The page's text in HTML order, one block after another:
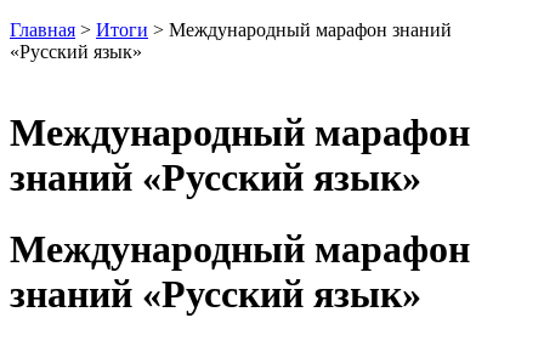
Главная > Итоги > Международный марафон знаний
«Русский язык»
Международный марафон
знаний «Русский язык»
Международный марафон
знаний «Русский язык»